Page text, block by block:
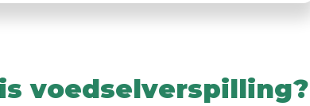
voedselverspilling?